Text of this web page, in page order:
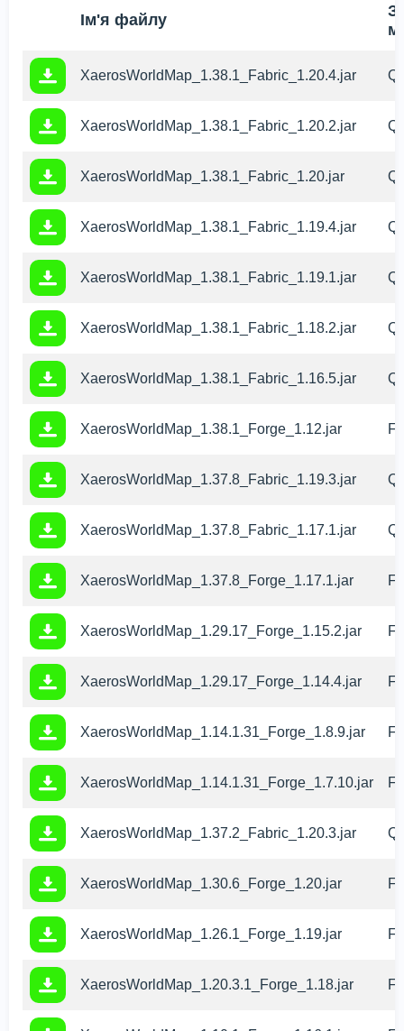
Ім'я файлу
XaerosWorldMap_1.38.1_Fabric_1.20.4.jar
XaerosWorldMap_1.38.1_Fabric_1.20.2.jar
XaerosWorldMap_1.38.1_Fabric_1.20.jar
XaerosWorldMap_1.38.1_Fabric_1.19.4.jar
XaerosWorldMap_1.38.1_Fabric_1.19.1.jar
XaerosWorldMap_1.38.1_Fabric_1.18.2.jar
XaerosWorldMap_1.38.1_Fabric_1.16.5.jar
XaerosWorldMap_1.38.1_Forge_1.12.jar
XaerosWorldMap_1.37.8_Fabric_1.19.3.jar
XaerosWorldMap_1.37.8_Fabric_1.17.1.jar
XaerosWorldMap_1.37.8_Forge_1.17.1.jar
XaerosWorldMap_1.29.17_Forge_1.15.2.jar
XaerosWorldMap_1.29.17_Forge_1.14.4.jar
XaerosWorldMap_1.14.1.31_Forge_1.8.9.jar
XaerosWorldMap_1.14.1.31_Forge_1.7.10.jar
XaerosWorldMap_1.37.2_Fabric_1.20.3.jar
XaerosWorldMap_1.30.6_Forge_1.20.jar
XaerosWorldMap_1.26.1_Forge_1.19.jar
XaerosWorldMap_1.20.3.1_Forge_1.18.jar